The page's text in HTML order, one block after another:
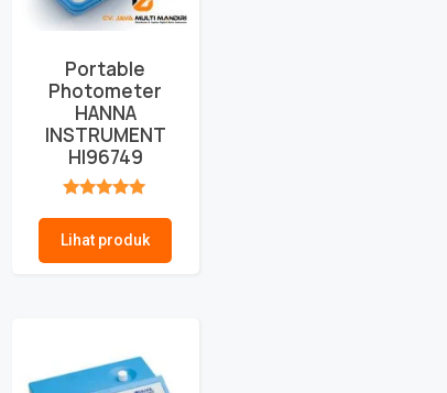
Portable
Photometer
HANNA
INSTRUMENT
HI96749
Lihat produk